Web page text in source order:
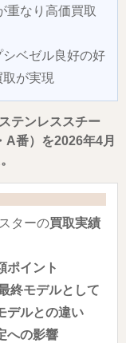
重なり高価買取
ベゼル良好の好
が実現
テンレススチー
A番）を2026年4月
ターの買取実績
ポイント
終モデルとして
デルとの違い
への影響